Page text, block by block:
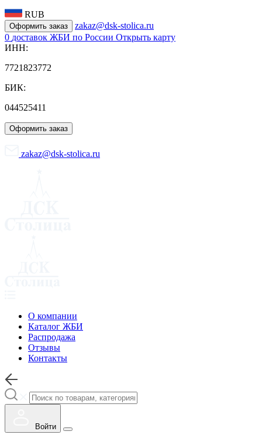
RUB
Оформить заказ
zakaz@dsk-stolica.ru
0 доставок ЖБИ по России Открыть карту
ИНН:
7721823772
БИК:
044525411
Оформить заказ
zakaz@dsk-stolica.ru
О компании
Каталог ЖБИ
Распродажа
Отзывы
Контакты
Войти